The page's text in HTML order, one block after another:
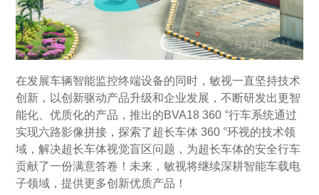
在发展车辆智能监控终端设备的同时，敏视一直坚持技术
创新，以创新驱动产品升级和企业发展，不断研发出更智
能化、优质化的产品，推出的BVA18 360 °行车系统通过
实现六路影像拼接，探索了超长车体 360 °环视的技术领
域，解决超长车体视觉盲区问题，为超长车体的安全行车
贡献了一份满意答卷！未来，敏视将继续深耕智能车载电
子领域，提供更多创新优质产品！